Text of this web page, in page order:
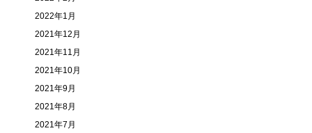
2022年1月
2021年12月
2021年11月
2021年10月
2021年9月
2021年8月
2021年7月